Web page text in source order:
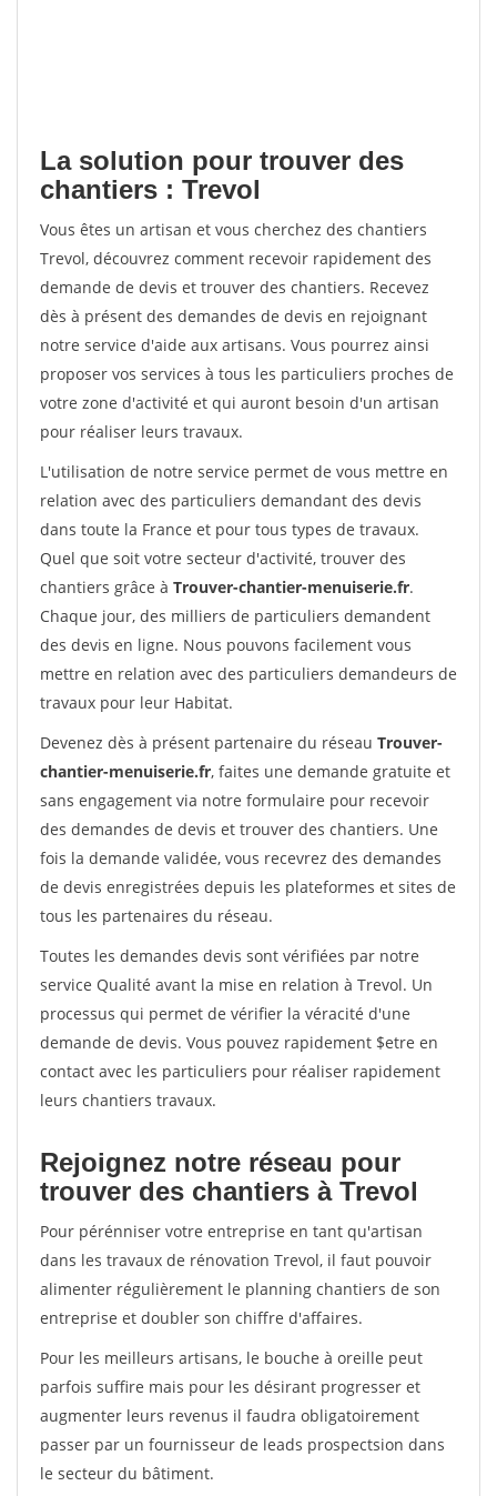
La solution pour trouver des
chantiers : Trevol
Vous êtes un artisan et vous cherchez des chantiers
Trevol, découvrez comment recevoir rapidement des
demande de devis et trouver des chantiers. Recevez
dès à présent des demandes de devis en rejoignant
notre service d'aide aux artisans. Vous pourrez ainsi
proposer vos services à tous les particuliers proches de
votre zone d'activité et qui auront besoin d'un artisan
pour réaliser leurs travaux.
L'utilisation de notre service permet de vous mettre en
relation avec des particuliers demandant des devis
dans toute la France et pour tous types de travaux.
Quel que soit votre secteur d'activité, trouver des
chantiers grâce à Trouver-chantier-menuiserie.fr.
Chaque jour, des milliers de particuliers demandent
des devis en ligne. Nous pouvons facilement vous
mettre en relation avec des particuliers demandeurs de
travaux pour leur Habitat.
Devenez dès à présent partenaire du réseau Trouver-
chantier-menuiserie.fr, faites une demande gratuite et
sans engagement via notre formulaire pour recevoir
des demandes de devis et trouver des chantiers. Une
fois la demande validée, vous recevrez des demandes
de devis enregistrées depuis les plateformes et sites de
tous les partenaires du réseau.
Toutes les demandes devis sont vérifiées par notre
service Qualité avant la mise en relation à Trevol. Un
processus qui permet de vérifier la véracité d'une
demande de devis. Vous pouvez rapidement $etre en
contact avec les particuliers pour réaliser rapidement
leurs chantiers travaux.
Rejoignez notre réseau pour
trouver des chantiers à Trevol
Pour pérénniser votre entreprise en tant qu'artisan
dans les travaux de rénovation Trevol, il faut pouvoir
alimenter régulièrement le planning chantiers de son
entreprise et doubler son chiffre d'affaires.
Pour les meilleurs artisans, le bouche à oreille peut
parfois suffire mais pour les désirant progresser et
augmenter leurs revenus il faudra obligatoirement
passer par un fournisseur de leads prospectsion dans
le secteur du bâtiment.